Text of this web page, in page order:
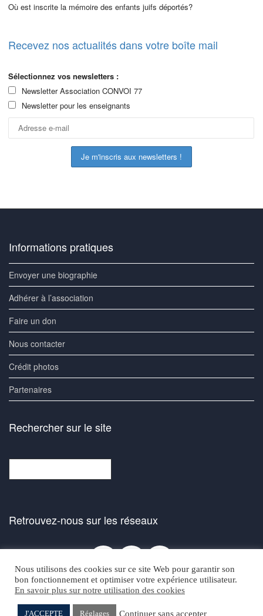
Où est inscrite la mémoire des enfants juifs déportés?
Recevez nos actualités dans votre boîte mail
Sélectionnez vos newsletters :
Newsletter Association CONVOI 77
Newsletter pour les enseignants
Informations pratiques
Envoyer une biographie
Adhérer à l’association
Faire un don
Nous contacter
Crédit photos
Partenaires
Rechercher sur le site
Retrouvez-nous sur les réseaux
Facebook
Bluesky
Nous utilisons des cookies sur ce site Web pour garantir son
bon fonctionnement et optimiser votre expérience utilisateur.
En savoir plus sur notre utilisation des cookies
J'ACCEPTE Réglages Continuer sans accepter